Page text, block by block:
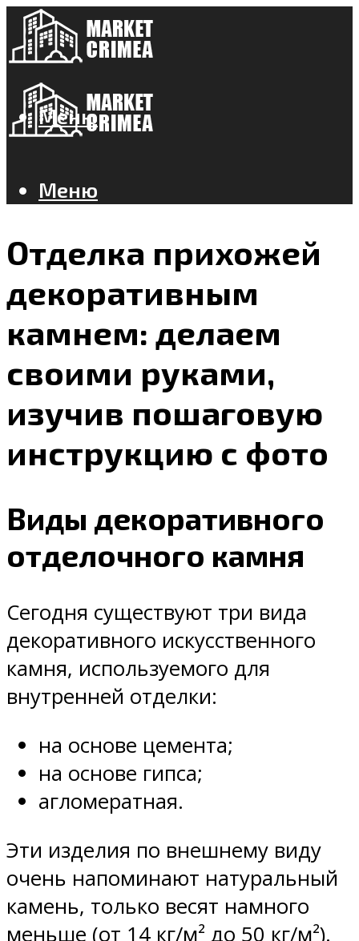
Меню
Меню
Отделка прихожей
декоративным
камнем: делаем
своими руками,
изучив пошаговую
инструкцию с фото
Виды декоративного
отделочного камня
Сегодня существуют три вида
декоративного искусственного
камня, используемого для
внутренней отделки:
на основе цемента;
на основе гипса;
агломератная.
Эти изделия по внешнему виду
очень напоминают натуральный
камень, только весят намного
меньше (от 14 кг/м² до 50 кг/м²).